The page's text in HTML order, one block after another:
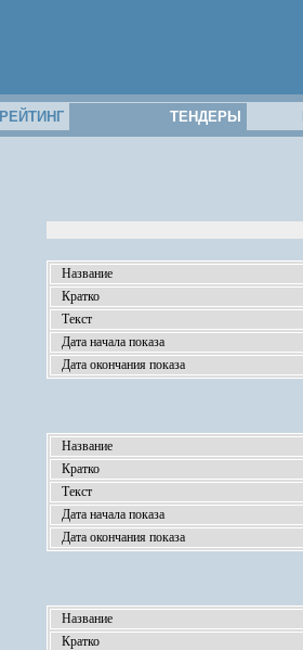
РЕЙТИНГ ТЕНДЕРЫ
Название
Кратко
Текст
Дата начала показа
Дата окончания показа
Название
Кратко
Текст
Дата начала показа
Дата окончания показа
Название
Кратко